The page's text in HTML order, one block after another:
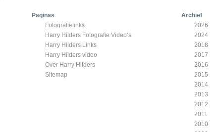
Paginas
Fotografielinks
Harry Hilders Fotografie Video’s
Harry Hilders Links
Harry Hilders video
Over Harry Hilders
Sitemap
Archief
2026
2024
2018
2017
2016
2015
2014
2013
2012
2011
2010